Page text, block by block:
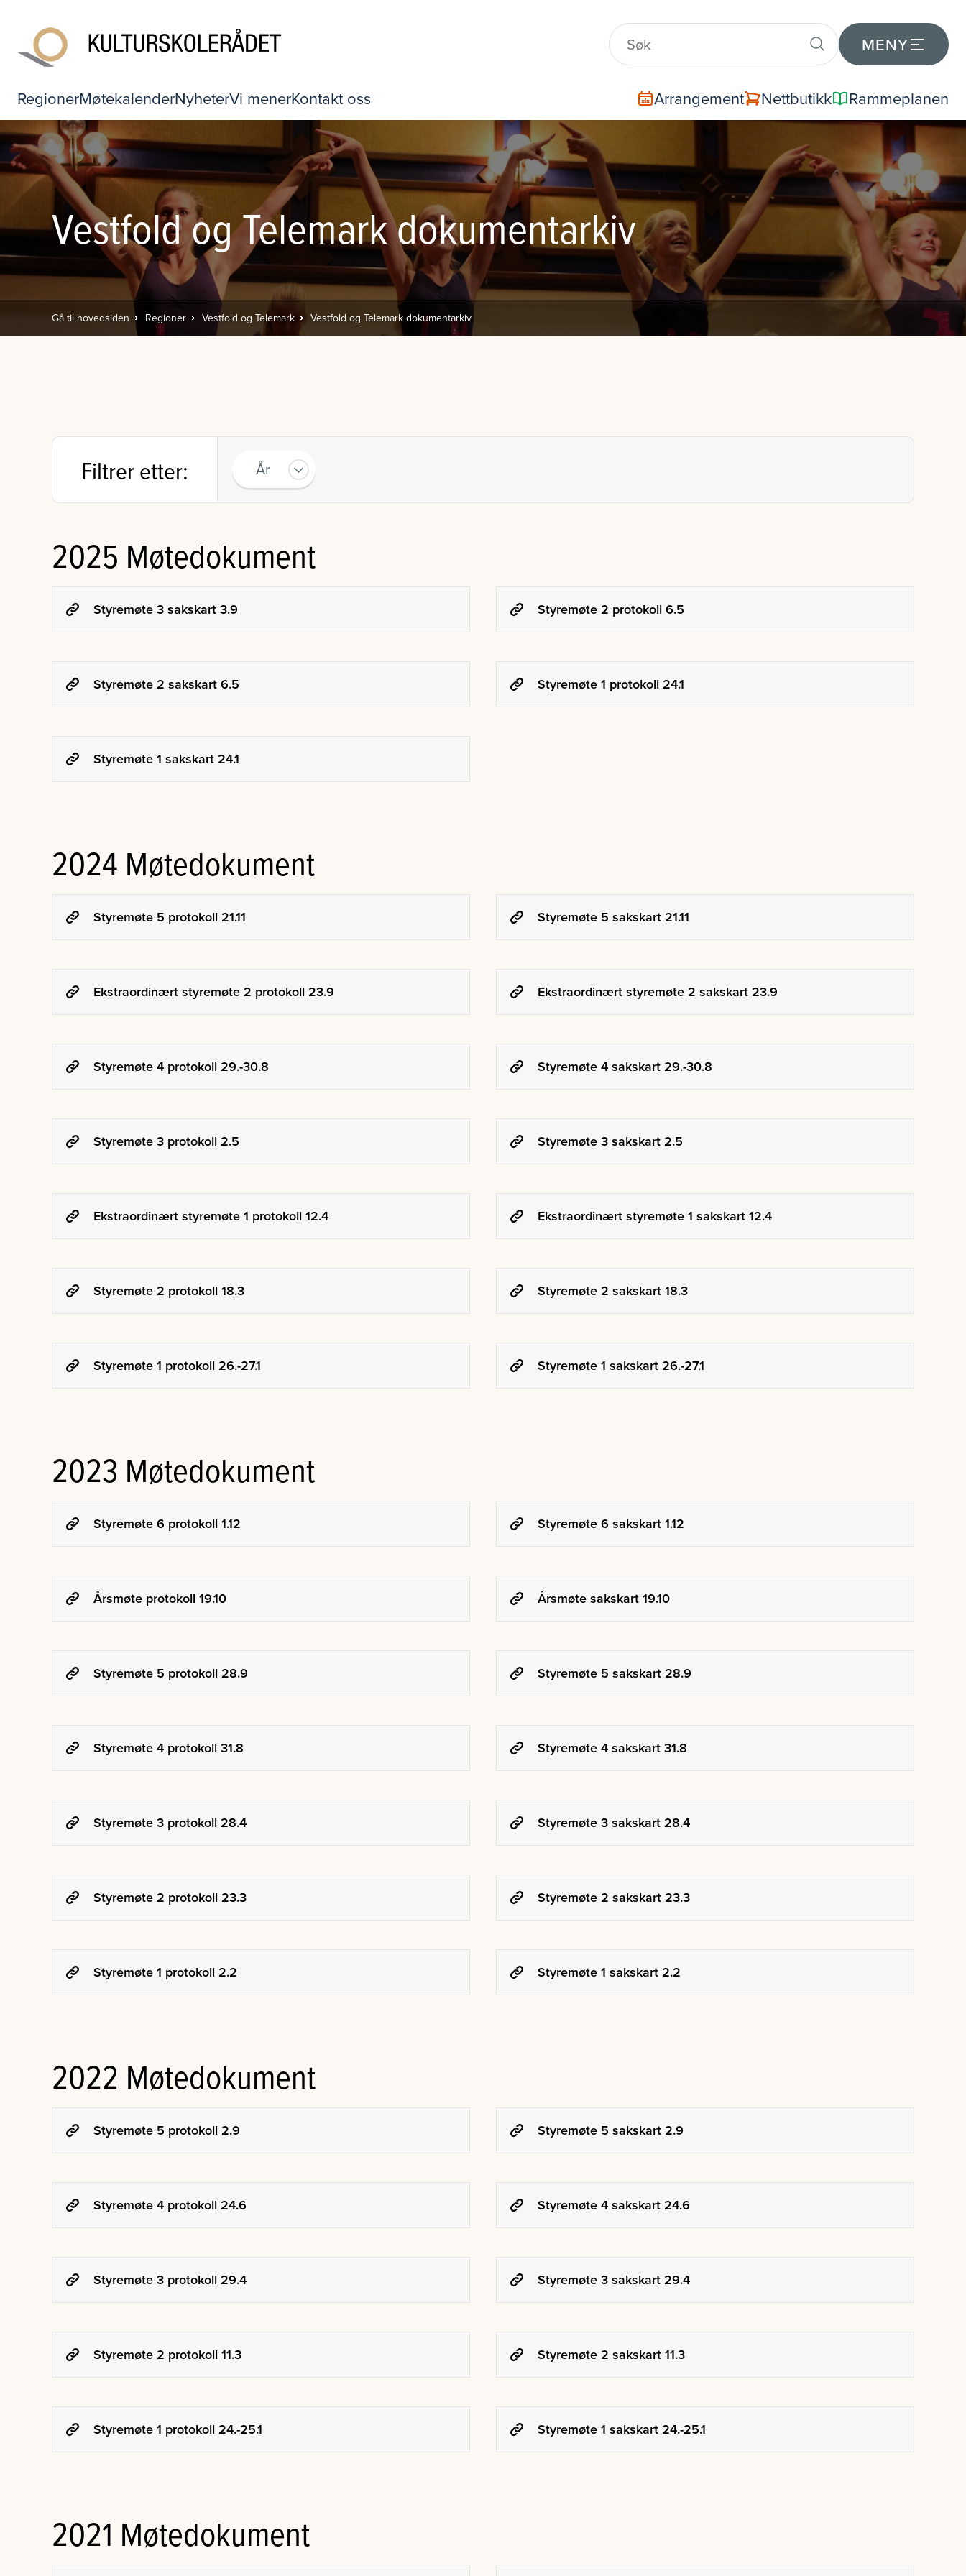
MENY
RegionerMøtekalenderNyheterVi menerKontakt oss Arrangement Nettbutikk Rammeplanen
Vestfold og Telemark dokumentarkiv
Gå til hovedsiden Regioner Vestfold og Telemark Vestfold og Telemark dokumentarkiv
Filtrer etter: År
2025 Møtedokument
Styremøte 3 sakskart 3.9 Styremøte 2 protokoll 6.5
Styremøte 2 sakskart 6.5 Styremøte 1 protokoll 24.1
Styremøte 1 sakskart 24.1
2024 Møtedokument
Styremøte 5 protokoll 21.11 Styremøte 5 sakskart 21.11
Ekstraordinært styremøte 2 protokoll 23.9 Ekstraordinært styremøte 2 sakskart 23.9
Styremøte 4 protokoll 29.-30.8 Styremøte 4 sakskart 29.-30.8
Styremøte 3 protokoll 2.5 Styremøte 3 sakskart 2.5
Ekstraordinært styremøte 1 protokoll 12.4 Ekstraordinært styremøte 1 sakskart 12.4
Styremøte 2 protokoll 18.3 Styremøte 2 sakskart 18.3
Styremøte 1 protokoll 26.-27.1 Styremøte 1 sakskart 26.-27.1
2023 Møtedokument
Styremøte 6 protokoll 1.12 Styremøte 6 sakskart 1.12
Årsmøte protokoll 19.10 Årsmøte sakskart 19.10
Styremøte 5 protokoll 28.9 Styremøte 5 sakskart 28.9
Styremøte 4 protokoll 31.8 Styremøte 4 sakskart 31.8
Styremøte 3 protokoll 28.4 Styremøte 3 sakskart 28.4
Styremøte 2 protokoll 23.3 Styremøte 2 sakskart 23.3
Styremøte 1 protokoll 2.2 Styremøte 1 sakskart 2.2
2022 Møtedokument
Styremøte 5 protokoll 2.9 Styremøte 5 sakskart 2.9
Styremøte 4 protokoll 24.6 Styremøte 4 sakskart 24.6
Styremøte 3 protokoll 29.4 Styremøte 3 sakskart 29.4
Styremøte 2 protokoll 11.3 Styremøte 2 sakskart 11.3
Styremøte 1 protokoll 24.-25.1 Styremøte 1 sakskart 24.-25.1
2021 Møtedokument